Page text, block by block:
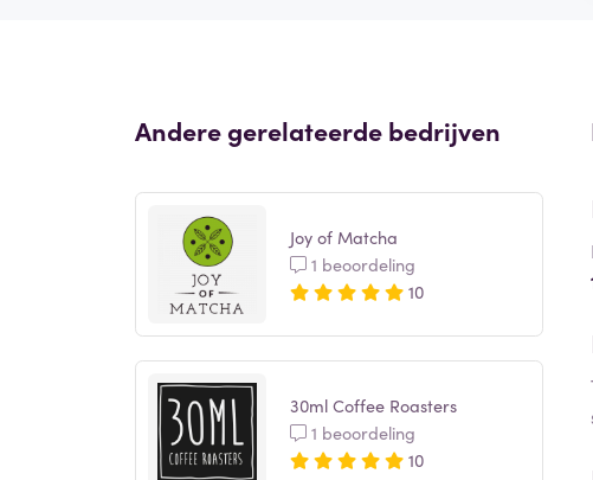
Andere gerelateerde bedrijven
Joy of Matcha
1 beoordeling
10
30ml Coffee Roasters
1 beoordeling
10